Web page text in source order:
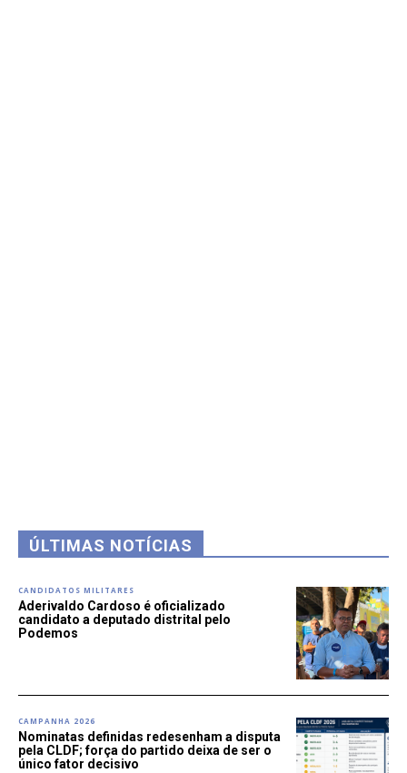
ÚLTIMAS NOTÍCIAS
CANDIDATOS MILITARES
Aderivaldo Cardoso é oficializado
candidato a deputado distrital pelo
Podemos
CAMPANHA 2026
Nominatas definidas redesenham a disputa
pela CLDF; força do partido deixa de ser o
único fator decisivo